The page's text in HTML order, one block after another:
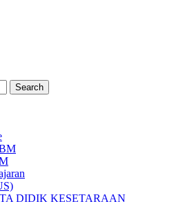
DIDIK KESETARAAN